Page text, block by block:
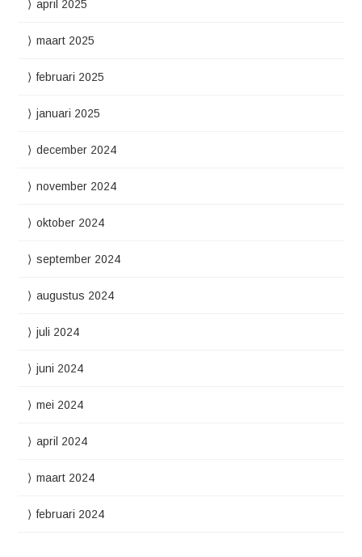
april 2025
maart 2025
februari 2025
januari 2025
december 2024
november 2024
oktober 2024
september 2024
augustus 2024
juli 2024
juni 2024
mei 2024
april 2024
maart 2024
februari 2024